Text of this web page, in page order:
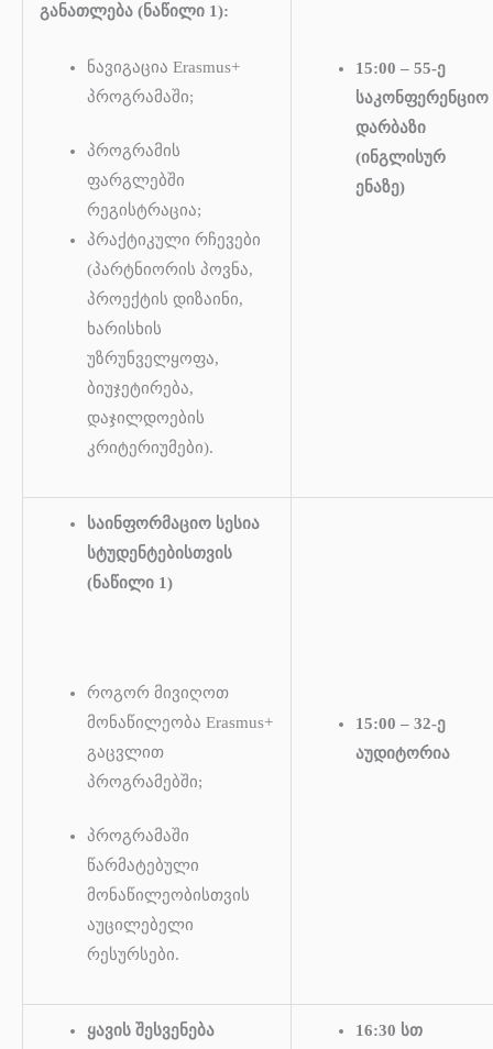
განათლება (ნაწილი 1):
ნავიგაცია Erasmus+
პროგრამაში;
პროგრამის
ფარგლებში
რეგისტრაცია;
პრაქტიკული რჩევები
(პარტნიორის პოვნა,
პროექტის დიზაინი,
ხარისხის
უზრუნველყოფა,
ბიუჯეტირება,
დაჯილდოების
კრიტერიუმები).
15:00 – 55-ე
საკონფერენციო
დარბაზი
(ინგლისურ
ენაზე)
საინფორმაციო სესია
სტუდენტებისთვის
(ნაწილი 1)
როგორ მივიღოთ
მონაწილეობა Erasmus+
გაცვლით
პროგრამებში;
პროგრამაში
წარმატებული
მონაწილეობისთვის
აუცილებელი
რესურსები.
15:00 – 32-ე
აუდიტორია
ყავის შესვენება 16:30 სთ